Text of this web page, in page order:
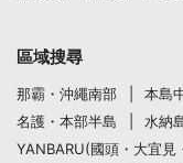
區域搜尋
那霸・沖繩南部 本島
名護・本部半島
水納
YANBARU(國頭・大宜見